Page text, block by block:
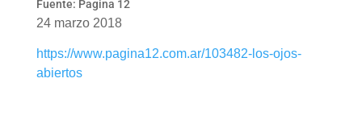
Fuente: Pagina 12
24 marzo 2018
https://www.pagina12.com.ar/103482-los-ojos-
abiertos